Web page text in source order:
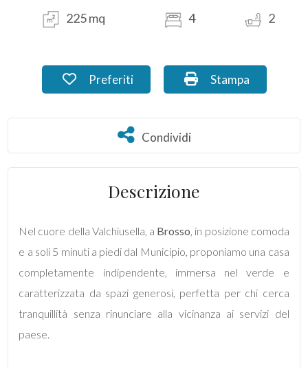
225 mq 4 2
Preferiti: Cod. RO_57
Preferiti Stampa: Cod.
Stampa
Condividi
Condividi
Descrizione
Nel cuore della Valchiusella, a Brosso, in posizione comoda
e a soli 5 minuti a piedi dal Municipio, proponiamo una casa
completamente indipendente, immersa nel verde e
caratterizzata da spazi generosi, perfetta per chi cerca
tranquillità senza rinunciare alla vicinanza ai servizi del
paese.
Industriali
Totale
mq